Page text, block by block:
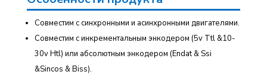
Совместим с синхронными и асинхронными двигателями.
Совместим с инкрементальным энкодером (5v Ttl &10-
30v Htl) или абсолютным энкодером (Endat & Ssi
&Sincos & Biss).